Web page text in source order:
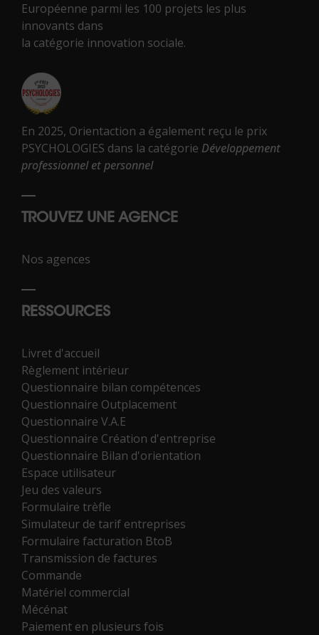
Européenne parmi les 100 projets les plus
innovants dans
la catégorie innovation sociale.
En 2025, Orientaction a également reçu le prix
PSYCHOLOGIES dans la catégorie Développement
professionnel et personnel
TROUVEZ UNE AGENCE
Nos agences
RESSOURCES
Livret d'accueil
Règlement intérieur
Questionnaire bilan compétences
Questionnaire Outplacement
Questionnaire V.A.E
Questionnaire Création d'entreprise
Questionnaire Bilan d'orientation
Espace utilisateur
Jeu des valeurs
Formulaire trèfle
Simulateur de tarif entreprises
Formulaire facturation BtoB
Transmission de factures
Commande
Matériel commercial
Mécénat
Paiement en plusieurs fois